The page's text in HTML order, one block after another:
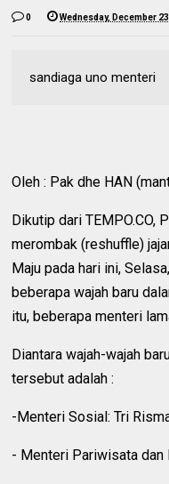
0 Wednesday, December
sandiaga uno menteri
Oleh : Pak dhe HAN
Dikutip dari
merombak (reshuffle)
Maju pada hari ini,
beberapa wajah baru
itu, beberapa menteri
Diantara wajah-wajah
tersebut adalah :
-Menteri Sosial: Tri
- Menteri Pariwisata dan